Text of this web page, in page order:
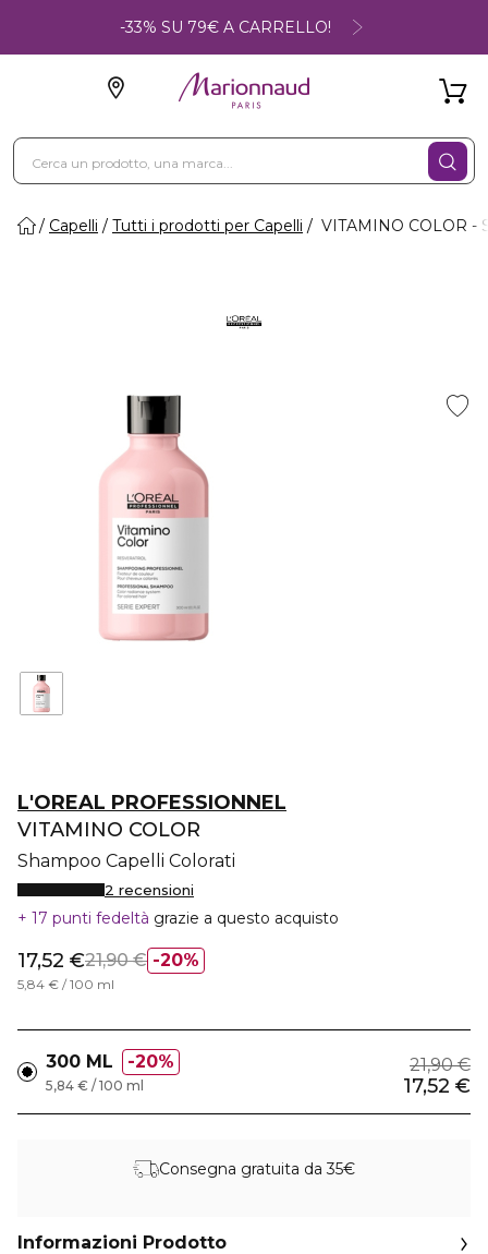
-33% SU 79€ A CARRELLO!
Capelli Tutti i prodotti per Capelli VITAMINO COLOR -
L'OREAL PROFESSIONNEL
VITAMINO COLOR
Shampoo Capelli Colorati
2 recensioni
17 punti fedeltà grazie a questo acquisto
20%
17,52 €21,90 €
5,84 € / 100 ml
300 ML 20% 21,90 €
17,52 €
5,84 € / 100 ml
Consegna gratuita da 35€
Informazioni Prodotto